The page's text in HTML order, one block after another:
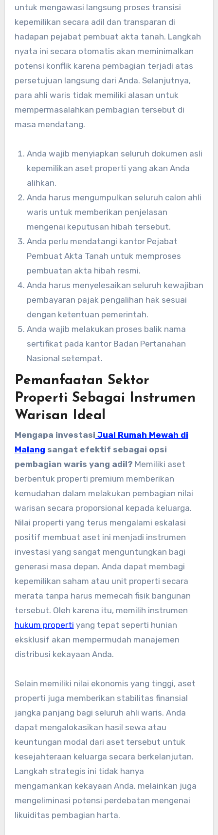
untuk mengawasi langsung proses transisi
kepemilikan secara adil dan transparan di
hadapan pejabat pembuat akta tanah. Langkah
nyata ini secara otomatis akan meminimalkan
potensi konflik karena pembagian terjadi atas
persetujuan langsung dari Anda. Selanjutnya,
para ahli waris tidak memiliki alasan untuk
mempermasalahkan pembagian tersebut di
masa mendatang.
Anda wajib menyiapkan seluruh dokumen asli
kepemilikan aset properti yang akan Anda
alihkan.
Anda harus mengumpulkan seluruh calon ahli
waris untuk memberikan penjelasan
mengenai keputusan hibah tersebut.
Anda perlu mendatangi kantor Pejabat
Pembuat Akta Tanah untuk memproses
pembuatan akta hibah resmi.
Anda harus menyelesaikan seluruh kewajiban
pembayaran pajak pengalihan hak sesuai
dengan ketentuan pemerintah.
Anda wajib melakukan proses balik nama
sertifikat pada kantor Badan Pertanahan
Nasional setempat.
Pemanfaatan Sektor
Properti Sebagai Instrumen
Warisan Ideal
Mengapa investasi Jual Rumah Mewah di
Malang sangat efektif sebagai opsi
pembagian waris yang adil? Memiliki aset
berbentuk properti premium memberikan
kemudahan dalam melakukan pembagian nilai
warisan secara proporsional kepada keluarga.
Nilai properti yang terus mengalami eskalasi
positif membuat aset ini menjadi instrumen
investasi yang sangat menguntungkan bagi
generasi masa depan. Anda dapat membagi
kepemilikan saham atau unit properti secara
merata tanpa harus memecah fisik bangunan
tersebut. Oleh karena itu, memilih instrumen
hukum properti yang tepat seperti hunian
eksklusif akan mempermudah manajemen
distribusi kekayaan Anda.
Selain memiliki nilai ekonomis yang tinggi, aset
properti juga memberikan stabilitas finansial
jangka panjang bagi seluruh ahli waris. Anda
dapat mengalokasikan hasil sewa atau
keuntungan modal dari aset tersebut untuk
kesejahteraan keluarga secara berkelanjutan.
Langkah strategis ini tidak hanya
mengamankan kekayaan Anda, melainkan juga
mengeliminasi potensi perdebatan mengenai
likuiditas pembagian harta.